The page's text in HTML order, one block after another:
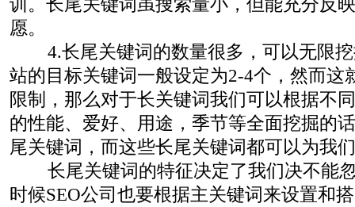
愿。
4.长尾关键词的数量很多，可以无限挖
站的目标关键词一般设定为2-4个，然而这
限制，那么对于长关键词我们可以根据不
的性能、爱好、用途，季节等全面挖掘的
尾关键词，而这些长尾关键词都可以为我
长尾关键词的特征决定了我们决不能
时候SEO公司也要根据主关键词来设置和